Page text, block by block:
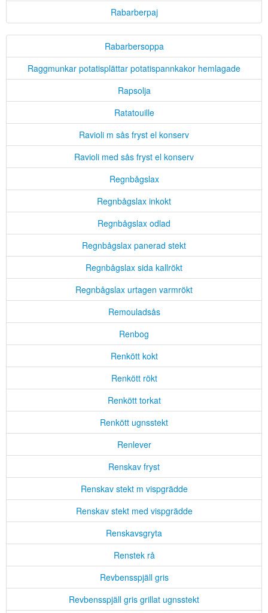
Rabarberpaj
Rabarbersoppa
Raggmunkar potatisplättar potatispannkakor hemlagade
Rapsolja
Ratatouille
Ravioli m sås fryst el konserv
Ravioli med sås fryst el konserv
Regnbågslax
Regnbågslax inkokt
Regnbågslax odlad
Regnbågslax panerad stekt
Regnbågslax sida kallrökt
Regnbågslax urtagen varmrökt
Remouladsås
Renbog
Renkött kokt
Renkött rökt
Renkött torkat
Renkött ugnsstekt
Renlever
Renskav fryst
Renskav stekt m vispgrädde
Renskav stekt med vispgrädde
Renskavsgryta
Renstek rå
Revbensspjäll gris
Revbensspjäll gris grillat ugnsstekt